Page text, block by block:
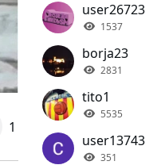
1
user26723
1537
borja23
2831
tito1
5535
user13743
351